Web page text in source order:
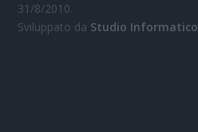
31/8/2010.
Sviluppato da Studio Informatico